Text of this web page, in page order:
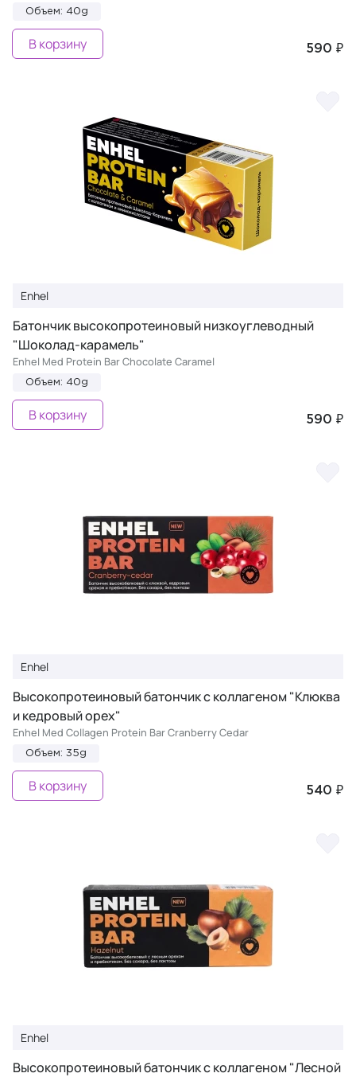
Объем: 40g
590 ₽
В корзину
Enhel
Батончик высокопротеиновый низкоуглеводный
"Шоколад-карамель"
Enhel Med Protein Bar Chocolate Caramel
Объем: 40g
590 ₽
В корзину
Enhel
Высокопротеиновый батончик с коллагеном "Клюква
и кедровый орех"
Enhel Med Collagen Protein Bar Cranberry Cedar
Объем: 35g
540 ₽
В корзину
Enhel
Высокопротеиновый батончик с коллагеном "Лесной